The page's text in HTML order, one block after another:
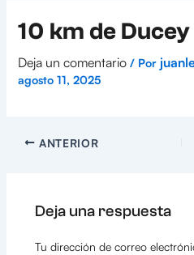
10 km de Ducey
Deja un comentario / Por
agosto 11, 2025
ANTERIOR
Deja una respuesta
Tu dirección de correo